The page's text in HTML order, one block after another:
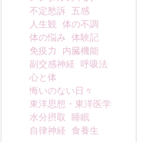
不定愁訴
五感
人生観 体の不調
体の悩み 体験記
免疫力
内臓機能
副交感神経 呼吸法
心と体
悔いのない日々
東洋思想・東洋医学
水分摂取
睡眠
自律神経 食養生